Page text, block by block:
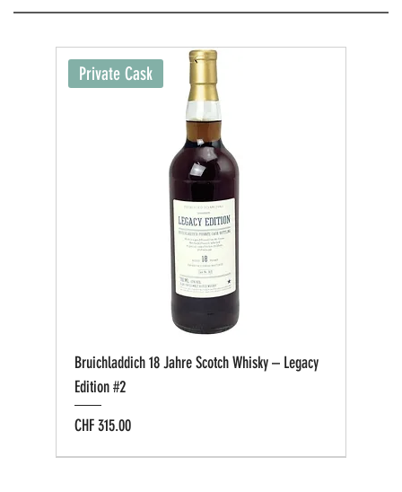
Private Cask
Bruichladdich 18 Jahre Scotch Whisky – Legacy
Edition #2
Preis
CHF 315.00